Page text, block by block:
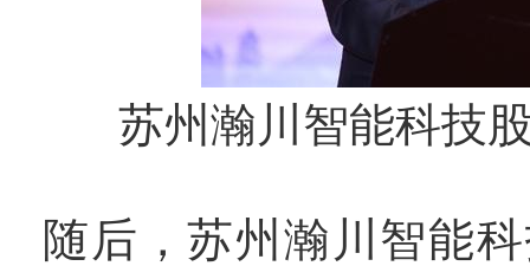
苏州瀚川智能科技
随后，苏州瀚川智能